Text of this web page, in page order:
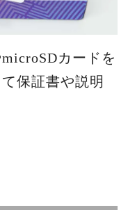
カードを
保証書や説明